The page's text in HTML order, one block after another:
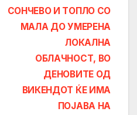
СОНЧЕВО И ТОПЛО СО
МАЛА ДО УМЕРЕНА
ЛОКАЛНА
ОБЛАЧНОСТ, ВО
ДЕНОВИТЕ ОД
ВИКЕНДОТ ЌЕ ИМА
ПОЈАВА НА